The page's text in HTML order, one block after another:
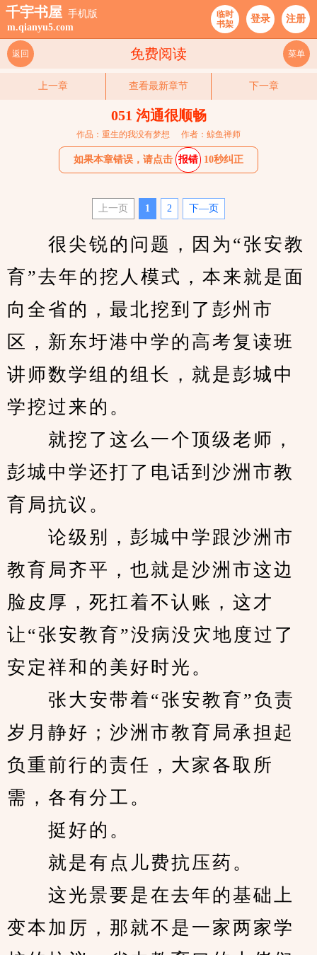
千宇书屋 手机版
m.qianyu5.com
临时
书架
登录 注册
免费阅读
返回 菜单
上一章 查看最新章节 下一章
051 沟通很顺畅
作品：重生的我没有梦想 作者：鲸鱼禅师
如果本章错误，请点击 报错 10秒纠正
上一页 1 2 下—页
很尖锐的问题，因为“张安教
育”去年的挖人模式，本来就是面
向全省的，最北挖到了彭州市
区，新东圩港中学的高考复读班
讲师数学组的组长，就是彭城中
学挖过来的。
就挖了这么一个顶级老师，
彭城中学还打了电话到沙洲市教
育局抗议。
论级别，彭城中学跟沙洲市
教育局齐平，也就是沙洲市这边
脸皮厚，死扛着不认账，这才
让“张安教育”没病没灾地度过了
安定祥和的美好时光。
张大安带着“张安教育”负责
岁月静好；沙洲市教育局承担起
负重前行的责任，大家各取所
需，各有分工。
挺好的。
就是有点儿费抗压药。
这光景要是在去年的基础上
变本加厉，那就不是一家两家学